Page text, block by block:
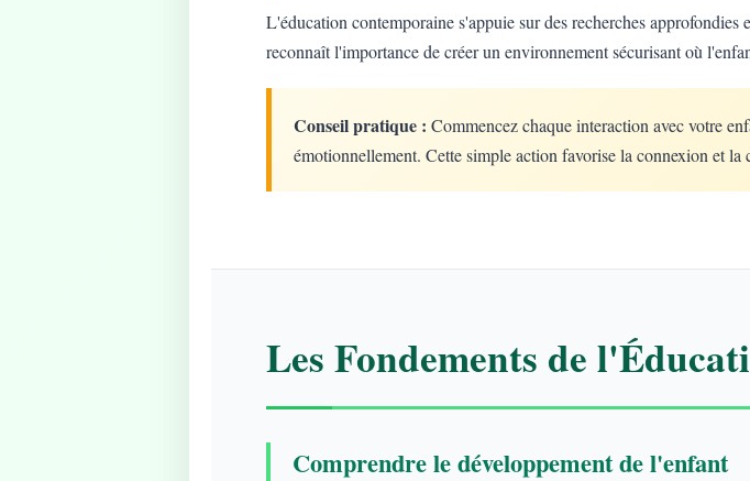
L'éducation contemporaine s'appuie sur des recherches
reconnaît l'importance de créer un environnement sécurisant où
Conseil pratique : Commencez chaque interaction avec votre
émotionnellement. Cette simple action favorise la connexion et la
Les Fondements de
Comprendre le développement de l'enfant